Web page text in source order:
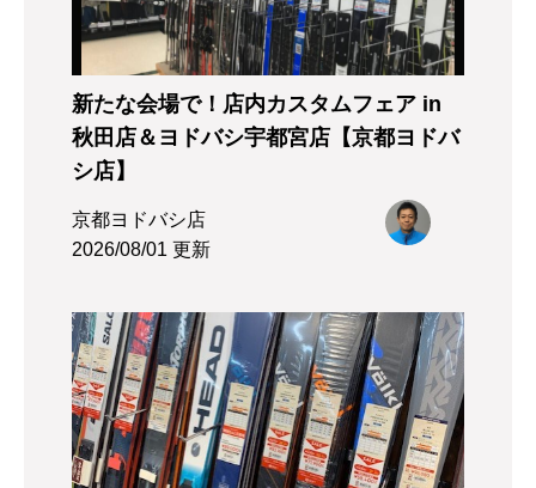
新たな会場で！店内カスタムフェア in
秋田店＆ヨドバシ宇都宮店【京都ヨドバ
シ店】
京都ヨドバシ店
2026/08/01 更新